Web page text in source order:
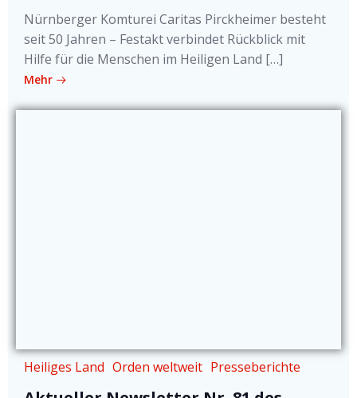
Nürnberger Komturei Caritas Pirckheimer besteht
seit 50 Jahren – Festakt verbindet Rückblick mit
Hilfe für die Menschen im Heiligen Land […]
Mehr
Heiliges Land Orden weltweit Presseberichte